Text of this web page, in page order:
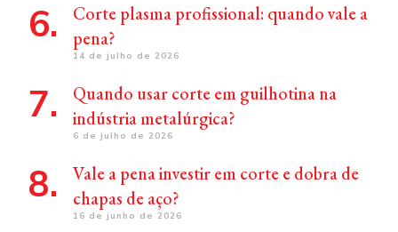
Corte plasma profissional: quando vale a
pena?
14 de julho de 2026
Quando usar corte em guilhotina na
indústria metalúrgica?
6 de julho de 2026
Vale a pena investir em corte e dobra de
chapas de aço?
16 de junho de 2026